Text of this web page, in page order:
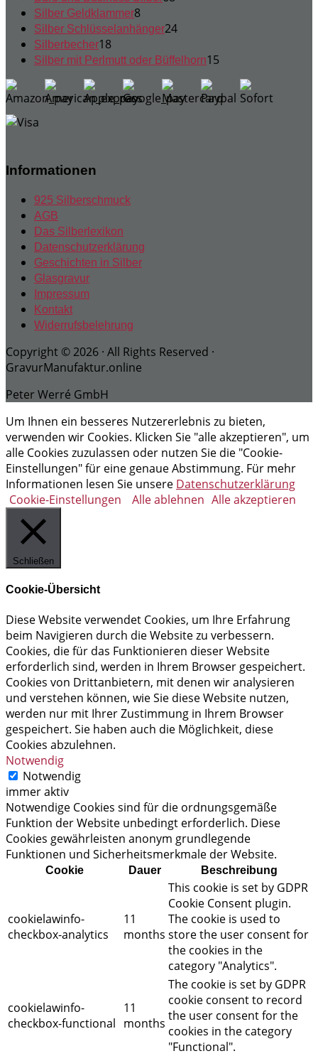
Silber Geldklammer88
Produkte
Silber Schlüsselanhänger2424
Silberbecher1818
Produkte
Silber mit Perlmutt oder Büffelhorn15
Informationen
925 Silberschmuck
AGB
Das Silberlexikon
Datenschutzerklärung
Geschichten in Silber
Glasgravur
Impressum
Kontakt
Widerrufsbelehrung
Copyright © 2026 · All Rights Reserved ·
GravurManufaktur.online
Peter Werré GmbH
Um Ihnen ein besseres Nutzererlebnis zu bieten,
verwenden wir Cookies. Klicken Sie "alle akzeptieren", um
alle Cookies zuzulassen oder nutzen Sie die "Cookie-
Einstellungen" für eine genaue Abstimmung. Für mehr
Informationen lesen Sie unsere Datenschutzerklärung
Cookie-Einstellungen
Alle ablehnen Alle akzeptieren
Schließen
Cookie-Übersicht
Diese Website verwendet Cookies, um Ihre Erfahrung
beim Navigieren durch die Website zu verbessern.
Cookies, die für das Funktionieren dieser Website
erforderlich sind, werden in Ihrem Browser gespeichert.
Cookies von Drittanbietern, mit denen wir analysieren
und verstehen können, wie Sie diese Website nutzen,
werden nur mit Ihrer Zustimmung in Ihrem Browser
gespeichert. Sie haben auch die Möglichkeit, diese
Cookies abzulehnen.
Notwendig
Notwendig
immer aktiv
Notwendige Cookies sind für die ordnungsgemäße
Funktion der Website unbedingt erforderlich. Diese
Cookies gewährleisten anonym grundlegende
Funktionen und Sicherheitsmerkmale der Website.
Cookie Dauer Beschreibung
cookielawinfo-
checkbox-analytics
11
months
This cookie is set by GDPR
Cookie Consent plugin.
The cookie is used to
store the user consent for
the cookies in the
category "Analytics".
cookielawinfo-
checkbox-functional
11
months
The cookie is set by GDPR
cookie consent to record
the user consent for the
cookies in the category
"Functional".